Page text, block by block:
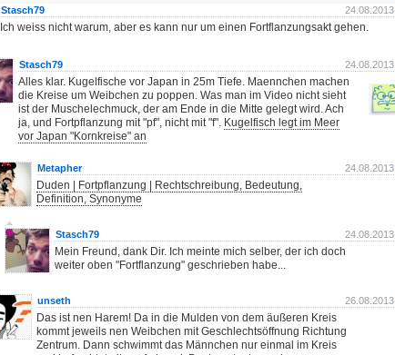
24.08.2013
Stasch79
Ich weiss nicht warum, aber es kann nur um einen Fortflanzungsakt gehen.
24.08.2013
Stasch79
Alles klar. Kugelfische vor Japan in 25m Tiefe. Maennchen machen
die Kreise um Weibchen zu poppen. Was man im Video nicht sieht
ist der Muschelechmuck, der am Ende in die Mitte gelegt wird. Ach
ja, und Fortpflanzung mit "pf", nicht mit "f". Kugelfisch legt im Meer
vor Japan "Kornkreise" an
24.08.2013
Metapher
Duden | Fortpflanzung | Rechtschreibung, Bedeutung,
Definition, Synonyme
24.08.2013
Stasch79
Mein Freund, dank Dir. Ich meinte mich selber, der ich doch
weiter oben "Fortflanzung" geschrieben habe...
26.08.2013
unseth
Das ist nen Harem! Da in die Mulden von dem äußeren Kreis
kommt jeweils nen Weibchen mit Geschlechtsöffnung Richtung
Zentrum. Dann schwimmt das Männchen nur einmal im Kreis